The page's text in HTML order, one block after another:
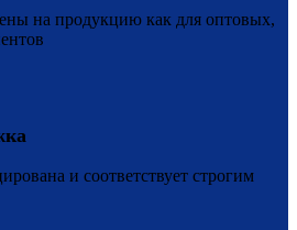
на продукцию как для оптовых,
и соответствует строгим